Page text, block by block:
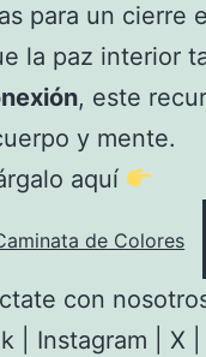
para un cierre
la paz interior
, este
y mente.
aquí
de Colores
con
| Instagram | X